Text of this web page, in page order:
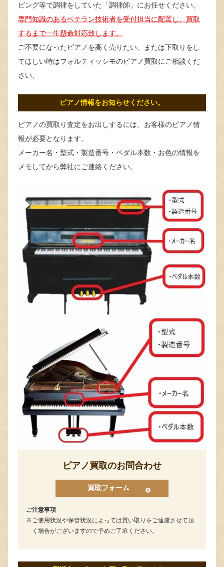
ビング等で調律をしていた「調律師」にお任せください。
専門知識のあるベテラン技術者を受付担当に配置し、買取
するまで一生懸命対応致します。
ご不要になったピアノを高く売りたい、または下取りをし
てほしい時はフォルティッシモのピアノ買取にご相談くだ
さい。
ピアノ情報をお知らせください。
ピアノの買取り査定をお出しするには、お客様のピアノ情
報が必要となります。
メーカー名・型式・製造番号・ペダル本数・お色の情報を
メモしてから弊社にご連絡ください。
ピアノ買取のお問合わせ
買取フォーム
ご注意事項
ご使用状況や保管状況によっては買い取りをご遠慮させて頂
く場合がございますので予めご了承ください。